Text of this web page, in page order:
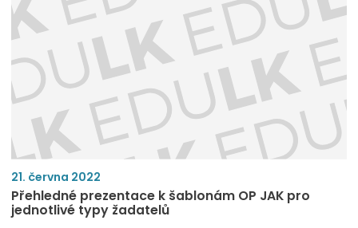
21. června 2022
Přehledné prezentace k šablonám OP JAK pro
jednotlivé typy žadatelů